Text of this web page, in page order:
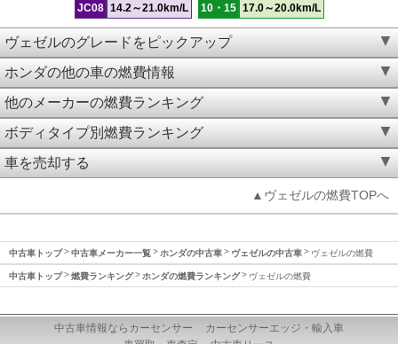
JC08 14.2～21.0km/L 10・15 17.0～20.0km/L
ヴェゼルのグレードをピックアップ
ホンダの他の車の燃費情報
他のメーカーの燃費ランキング
ボディタイプ別燃費ランキング
車を売却する
▲ヴェゼルの燃費TOPへ
中古車トップ 中古車メーカー一覧 ホンダの中古車 ヴェゼルの中古車 ヴェゼルの燃費
中古車トップ 燃費ランキング ホンダの燃費ランキング ヴェゼルの燃費
中古車情報ならカーセンサー
カーセンサーエッジ・輸入車